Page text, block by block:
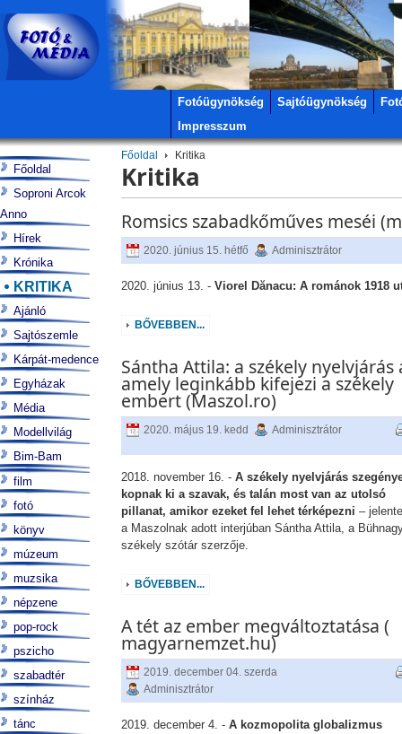
Fotóügynökség Sajtóügynökség
Impresszum
Főoldal Kritika
Kritika
Romsics szabadkőműves meséi
2020. június 15. hétfő Adminisztrátor
2020. június 13. - Viorel Dănacu: A románok 1918
BŐVEBBEN...
Sántha Attila: a székely nyelvjárás
amely leginkább kifejezi a székely
embert (Maszol.ro)
2020. május 19. kedd Adminisztrátor
2018. november 16. - A székely nyelvjárás
kopnak ki a szavak, és talán most van az utolsó
pillanat, amikor ezeket fel lehet térképezni –
a Maszolnak adott interjúban Sántha Attila, a
székely szótár szerzője.
BŐVEBBEN...
A tét az ember megváltoztatása (
magyarnemzet.hu)
2019. december 04. szerda
Adminisztrátor
2019. december 4. - A kozmopolita globalizmus
Főoldal
Soproni Arcok
Anno
Hírek
Krónika
KRITIKA
Ajánló
Sajtószemle
Kárpát-medence
Egyházak
Média
Modellvilág
Bim-Bam
film
fotó
könyv
múzeum
muzsika
népzene
pop-rock
pszicho
szabadtér
színház
tánc